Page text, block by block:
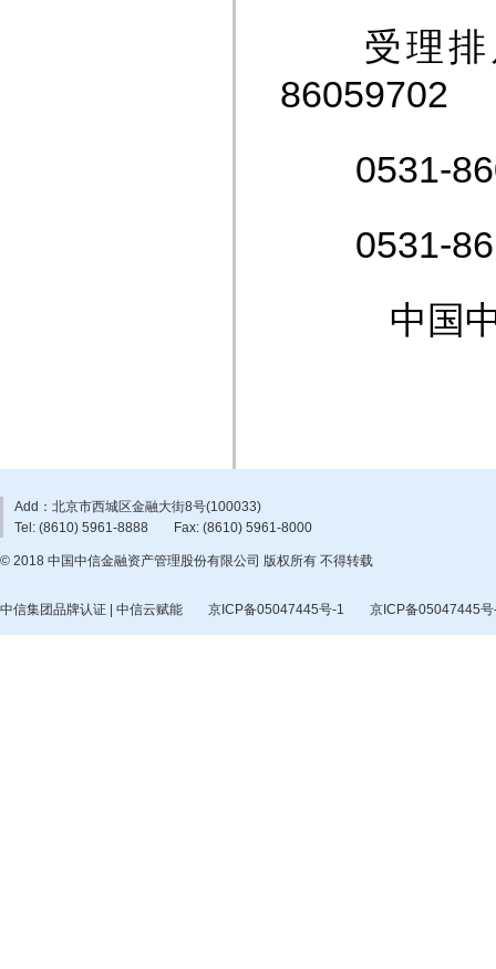
受理排斥
86059702
0531-
0531-
中国
Add：北京市西城区金融大街8号(100033)
Tel: (8610) 5961-8888
Fax: (8610) 5961-8000
© 2018 中国中信金融资产管理股份有限公司 版权所有 不得转载
中信集团品牌认证 | 中信云赋能 京ICP备05047445号-1 京ICP备05047445